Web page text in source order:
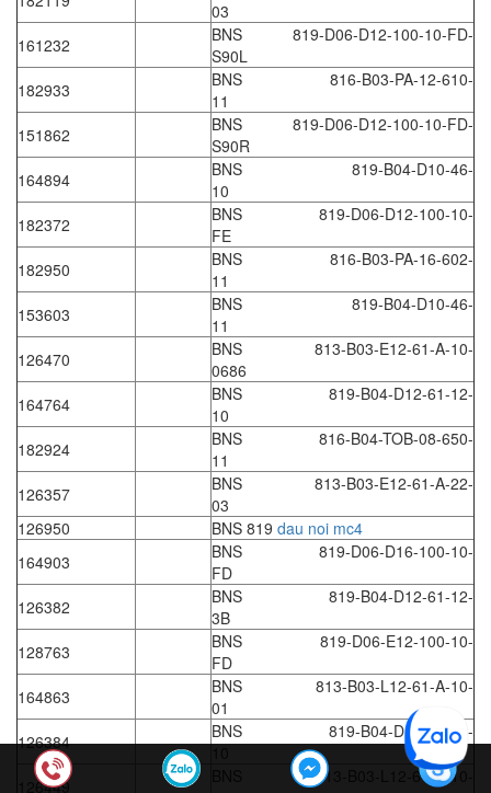
HENGSHUI
Hengstler
herman-tech Viet Nam
Higen motor
High pressure / SPRAGUE Vietnam
Hikmicrotech Vietnam
HILSCHER
Hima
Hima
HINOTEK Vietnam
Hioki
Hirschmann
HITEC Sensor Developments
HKC
Hodaka
Homa
Honeywell
Honsberg (GHM)
HOVEN
HOYER
HS-Cooler
03
161232
BNS 819-D06-D12-100-10-FD-
S90L
182933
BNS 816-B03-PA-12-610-
11
151862
BNS 819-D06-D12-100-10-FD-
S90R
164894
BNS 819-B04-D10-46-
10
182372
BNS 819-D06-D12-100-10-
FE
182950
BNS 816-B03-PA-16-602-
11
153603
BNS 819-B04-D10-46-
11
126470
BNS 813-B03-E12-61-A-10-
0686
164764
BNS 819-B04-D12-61-12-
10
182924
BNS 816-B04-TOB-08-650-
11
126357
BNS 813-B03-E12-61-A-22-
03
126950
BNS 819 dau noi mc4
164903
BNS 819-D06-D16-100-10-
FD
126382
BNS 819-B04-D12-61-12-
3B
128763
BNS 819-D06-E12-100-10-
FD
164863
BNS 813-B03-L12-61-A-10-
01
126384
BNS 819-B04-D16-61-16-
10
126449
BNS 813-B03-L12-61-A-10-